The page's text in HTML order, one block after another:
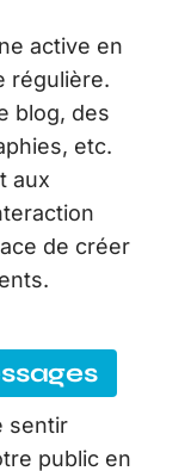
active en
régulière.
blog, des
etc.
aux
de créer
sentir
public en